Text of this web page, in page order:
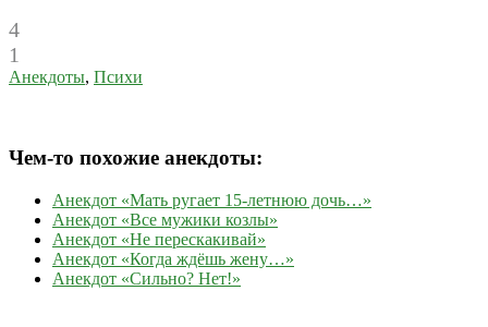
4
1
Анекдоты, Психи
Чем-то похожие анекдоты:
Анекдот «Мать ругает 15-летнюю дочь…»
Анекдот «Все мужики козлы»
Анекдот «Не перескакивай»
Анекдот «Когда ждёшь жену…»
Анекдот «Сильно? Нет!»